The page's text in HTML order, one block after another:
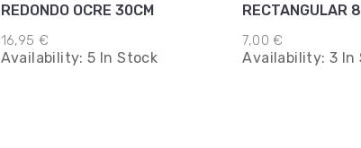
REDONDO OCRE 30CM
16,95 €
Availability:5 In Stock
RECTANGULAR
7,00 €
Availability: 3 In